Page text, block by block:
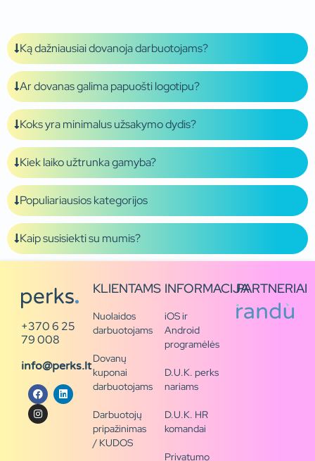
Ką dažniausiai dovanoja darbuotojams?
Ar dovanas galima papuošti logotipu?
Koks yra minimalus užsakymo dydis?
Kiek laiko užtrunka gamyba?
Populiariausios kategorijos
Kaip susisiekti su mumis?
+370 6 25
79 008
info@perks.lt
KLIENTAMS
Nuolaidos
darbuotojams
Dovanų
kuponai
darbuotojams
Darbuotojų
pripažinimas
/ KUDOS
INFORMACIJA
iOS ir
Android
programėlės
D.U.K. perks
nariams
D.U.K. HR
komandai
Privatumo
PARTNERIAI